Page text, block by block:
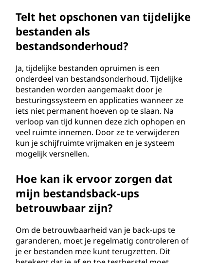
Telt het opschonen van tijdelijke
bestanden als
bestandsonderhoud?
Ja, tijdelijke bestanden opruimen is een
onderdeel van bestandsonderhoud. Tijdelijke
bestanden worden aangemaakt door je
besturingssysteem en applicaties wanneer ze
iets niet permanent hoeven op te slaan. Na
verloop van tijd kunnen deze zich ophopen en
veel ruimte innemen. Door ze te verwijderen
kun je schijfruimte vrijmaken en je systeem
mogelijk versnellen.
Hoe kan ik ervoor zorgen dat
mijn bestandsback-ups
betrouwbaar zijn?
Om de betrouwbaarheid van je back-ups te
garanderen, moet je regelmatig controleren of
je er bestanden mee kunt terugzetten. Dit